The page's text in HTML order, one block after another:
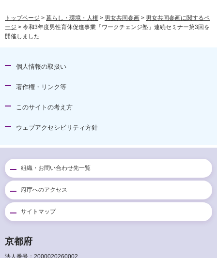
トップページ > 暮らし・環境・人権 > 男女共同参画 > 男女共同参画に関するペ
ージ > 令和3年度男性育休促進事業「ワークチェンジ塾」連続セミナー第3回を
開催しました
個人情報の取扱い
著作権・リンク等
このサイトの考え方
ウェブアクセシビリティ方針
組織・お問い合わせ先一覧
府庁へのアクセス
サイトマップ
京都府
法人番号：2000020260002